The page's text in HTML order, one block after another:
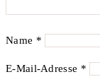
Name *
E-Mail-Adresse *